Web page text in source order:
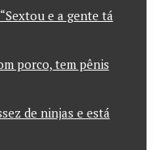
e a gente tá
porco, tem pênis
de ninjas e está